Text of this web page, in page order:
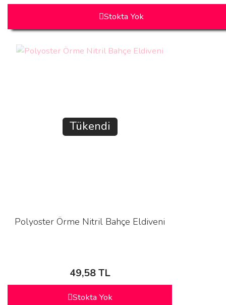
Stokta Yok
Tükendi
Polyoster Örme Nitril Bahçe Eldiveni
49,58 TL
Stokta Yok